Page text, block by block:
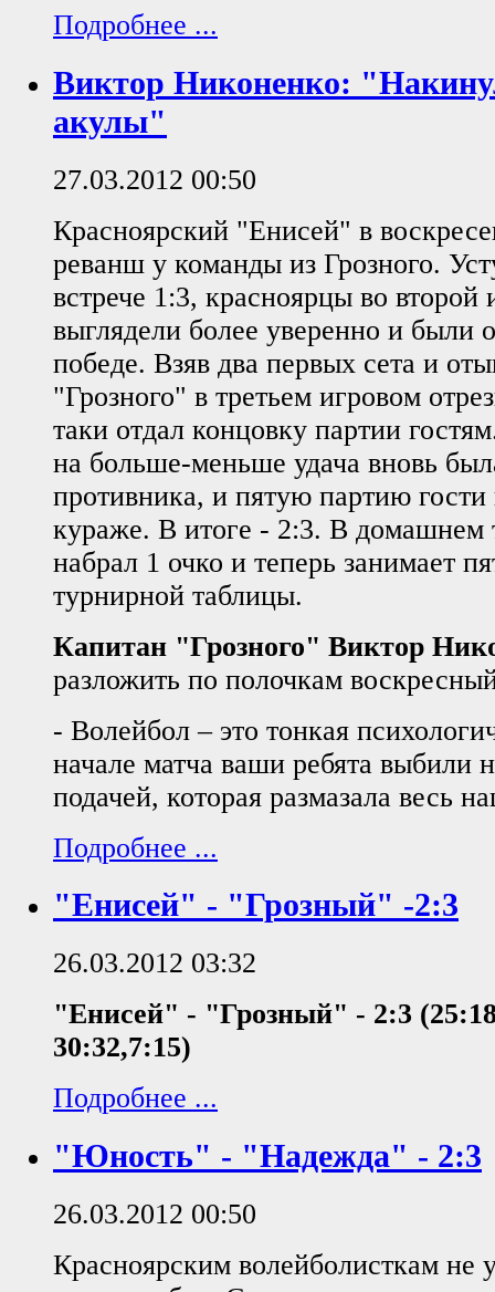
Подробнее ...
Виктор Никоненко:
акулы"
27.03.2012 00:50
Красноярский "Енисей" в
реванш у команды из Грозного.
встрече 1:3, красноярцы во второй
выглядели более уверенно и были
победе. Взяв два первых сета и
"Грозного" в третьем игровом
таки отдал концовку партии
на больше-меньше удача вновь
противника, и пятую партию
кураже. В итоге - 2:3. В домашнем
набрал 1 очко и теперь занимает
турнирной таблицы.
Капитан "Грозного" Виктор
разложить по полочкам
- Волейбол – это тонкая
начале матча ваши ребята выбили
подачей, которая размазала весь
Подробнее ...
"Енисей" - "Грозный" -2:3
26.03.2012 03:32
"Енисей" - "Грозный" - 2:3
30:32,7:15)
Подробнее ...
"Юность" - "Надежда" - 2:3
26.03.2012 00:50
Красноярским волейболисткам не